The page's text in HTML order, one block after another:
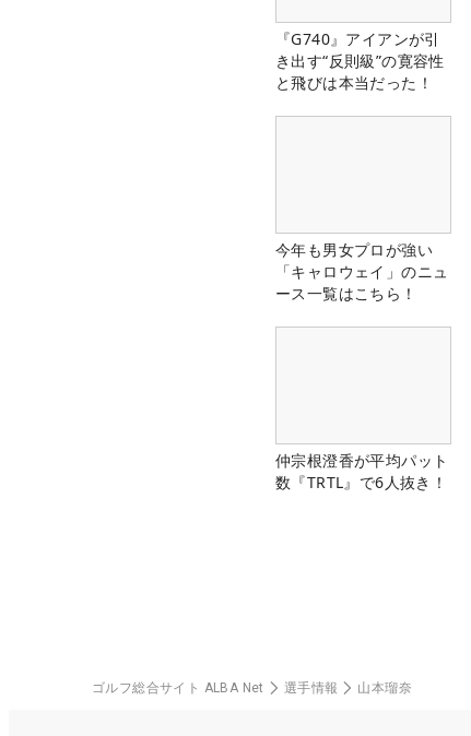
『G740』アイアンが引
き出す“反則級”の寛容性
と飛びは本当だった！
今年も男女プロが強い
「キャロウェイ」のニュ
ース一覧はこちら！
仲宗根澄香が平均パット
数『TRTL』で6人抜き！
ゴルフ総合サイト ALBA Net 選手情報 山本瑠奈